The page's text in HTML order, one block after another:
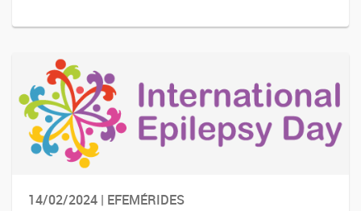
14/02/2024 | EFEMÉRIDES